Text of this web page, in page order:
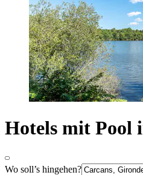
Hotels mit Pool
Wo soll’s hingehen?